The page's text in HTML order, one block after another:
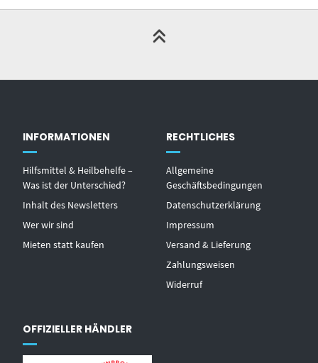
INFORMATIONEN
Hilfsmittel & Heilbehelfe –
Was ist der Unterschied?
Inhalt des Newsletters
Wer wir sind
Mieten statt kaufen
RECHTLICHES
Allgemeine
Geschäftsbedingungen
Datenschutzerklärung
Impressum
Versand & Lieferung
Zahlungsweisen
Widerruf
OFFIZIELLER HÄNDLER